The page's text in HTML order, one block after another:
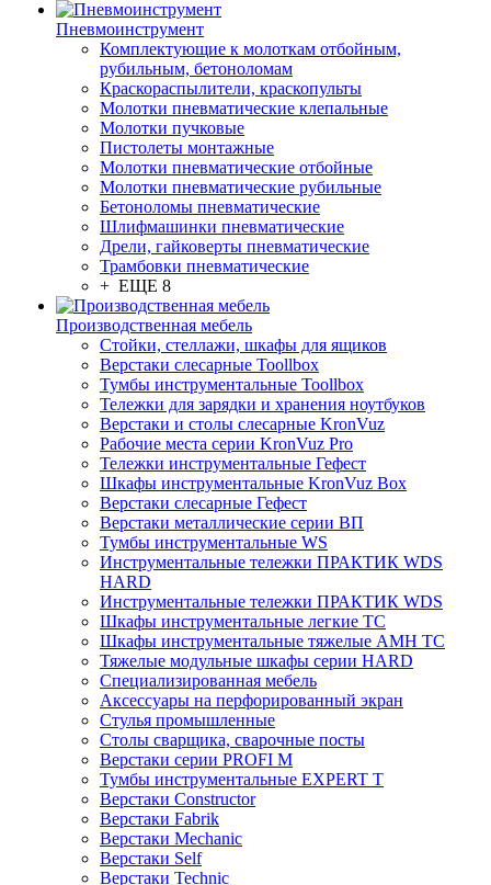
Пневмоинструмент
Комплектующие к молоткам отбойным,
рубильным, бетоноломам
Краскораспылители, краскопульты
Молотки пневматические клепальные
Молотки пучковые
Пистолеты монтажные
Молотки пневматические отбойные
Молотки пневматические рубильные
Бетоноломы пневматические
Шлифмашинки пневматические
Дрели, гайковерты пневматические
Трамбовки пневматические
+ ЕЩЕ 8
Производственная мебель
Стойки, стеллажи, шкафы для ящиков
Верстаки слесарные Toollbox
Тумбы инструментальные Toollbox
Тележки для зарядки и хранения ноутбуков
Верстаки и столы слесарные KronVuz
Рабочие места серии KronVuz Pro
Тележки инструментальные Гефест
Шкафы инструментальные KronVuz Box
Верстаки слесарные Гефест
Верстаки металлические серии ВП
Тумбы инструментальные WS
Инструментальные тележки ПРАКТИК WDS
HARD
Инструментальные тележки ПРАКТИК WDS
Шкафы инструментальные легкие ТС
Шкафы инструментальные тяжелые AMH TC
Тяжелые модульные шкафы серии HARD
Cпециализированная мебель
Аксессуары на перфорированный экран
Стулья промышленные
Столы сварщика, сварочные посты
Верстаки серии PROFI M
Тумбы инструментальные EXPERT T
Верстаки Constructor
Верстаки Fabrik
Верстаки Mechanic
Верстаки Self
Верстаки Technic